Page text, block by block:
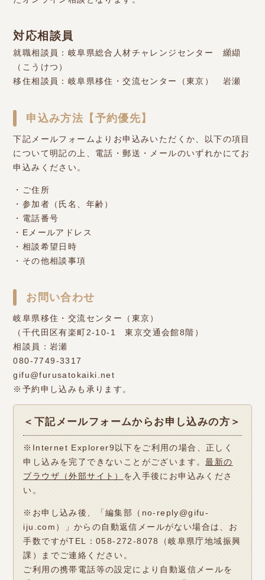
対応相談員
就職相談員：岐阜県総合人材チャレンジセンター 纐纈
（こうけつ）
移住相談員：岐阜県移住・交流センター（東京） 岩瀬
申込み方法【予約優先】
下記メールフォームよりお申込みいただくか、以下の項目
について明記の上、電話・郵送・メールのいずれかにてお
申込みください。
・ご住所
・参加者（氏名、年齢）
・電話番号
・Eメールアドレス
・相談希望日時
・その他相談事項
お問い合わせ
岐阜県移住・交流センター（東京）
（千代田区有楽町2-10-1 東京交通会館8階）
相談員：岩瀬
080-7749-3317
gifu@furusatokaiki.net
※予約申し込みも承ります。
＜下記メールフォームからお申し込みの方＞
※Internet Explorer9以下をご利用の場合、正しく
申し込みを完了できないことがございます。最新の
ブラウザ（外部サイト） を入手後にお申込みくださ
い。
※お申し込み後、「編集部（no-reply@gifu-
iju.com）」からの自動返信メールがない場合は、お
手数ですがTEL：058-272-8078（岐阜県庁地域振興
課）までご連絡ください。
ご利用の携帯電話等の設定により自動返信メールを